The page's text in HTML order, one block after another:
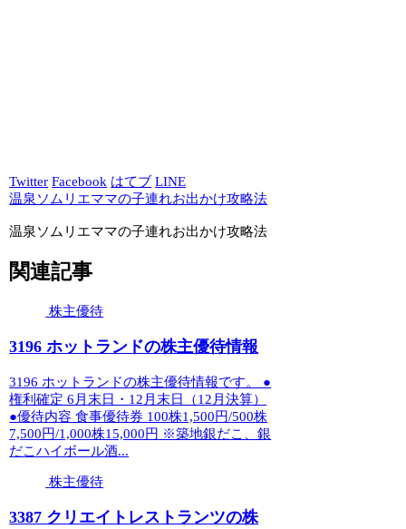
Twitter Facebook はてブ LINE
温泉ソムリエママの子連れお出かけ攻略法
温泉ソムリエママの子連れお出かけ攻略法
関連記事
株主優待
3196 ホットランドの株主優待情報
3196 ホットランドの株主優待情報です。 ●
権利確定 6月末日・12月末日（12月決算）
●優待内容 食事優待券 100株1,500円/500株
7,500円/1,000株15,000円 ※築地銀だこ、銀
だこハイボール酒...
株主優待
3387 クリエイトレストランツの株